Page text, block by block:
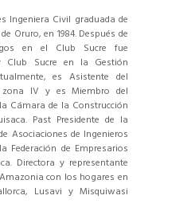
Ingeniera Civil graduada de
Oruro, en 1984. Después de
en el Club Sucre fue
Club Sucre en la Gestión
es Asistente del
IV y es Miembro del
Cámara de la Construcción
Past Presidente de la
Asociaciones de Ingenieros
Federación de Empresarios
Directora y representante
con los hogares en
Lusavi y Misquiwasi